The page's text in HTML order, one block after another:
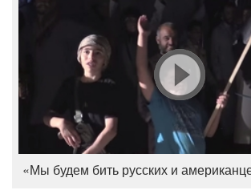
«Мы будем бить русских и